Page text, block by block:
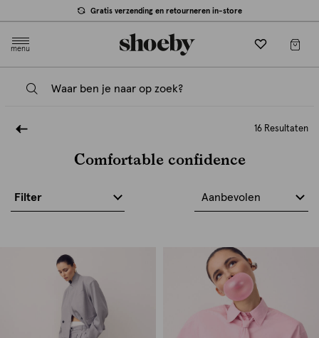
Gratis verzending en retourneren in-store
menu
16 Resultaten
Comfortable confidence
Filter Aanbevolen